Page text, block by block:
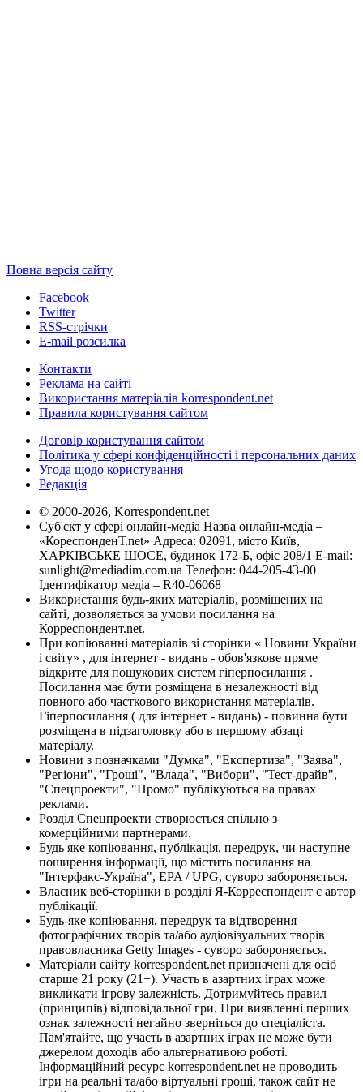
Повна версія сайту
Facebook
Twitter
RSS-стрічки
E-mail розсилка
Контакти
Реклама на сайті
Використання матеріалів korrespondent.net
Правила користування сайтом
Договір користування сайтом
Політика у сфері конфіденційності і персональних даних
Угода щодо користування
Редакція
© 2000-2026, Korrespondent.net
Суб'єкт у сфері онлайн-медіа Назва онлайн-медіа –
«КореспонденТ.net» Адреса: 02091, місто Київ,
ХАРКІВСЬКЕ ШОСЕ, будинок 172-Б, офіс 208/1 E-mail:
sunlight@mediadim.com.ua Телефон: 044-205-43-00
Ідентифікатор медіа – R40-06068
Використання будь-яких матеріалів, розміщених на
сайті, дозволяється за умови посилання на
Корреспондент.net.
При копіюванні матеріалів зі сторінки « Новини України
і світу» , для інтернет - видань - обов'язкове пряме
відкрите для пошукових систем гіперпосилання .
Посилання має бути розміщена в незалежності від
повного або часткового використання матеріалів.
Гіперпосилання ( для інтернет - видань) - повинна бути
розміщена в підзаголовку або в першому абзаці
матеріалу.
Новини з позначками "Думка", "Експертиза", "Заява",
"Регіони", "Гроші", "Влада", "Вибори", "Тест-драйв",
"Спецпроекти", "Промо" публікуються на правах
реклами.
Розділ Спецпроекти створюється спільно з
комерційними партнерами.
Будь яке копіювання, публікація, передрук, чи наступне
поширення інформації, що містить посилання на
"Інтерфакс-Україна", EPA / UPG, суворо забороняється.
Власник веб-сторінки в розділі Я-Корреспондент є автор
публікації.
Будь-яке копіювання, передрук та відтворення
фотографічних творів та/або аудіовізуальних творів
правовласника Getty Images - суворо забороняється.
Матеріали сайту korrespondent.net призначені для осіб
старше 21 року (21+). Участь в азартних іграх може
викликати ігрову залежність. Дотримуйтесь правил
(принципів) відповідальної гри. При виявленні перших
ознак залежності негайно зверніться до спеціаліста.
Пам'ятайте, що участь в азартних іграх не може бути
джерелом доходів або альтернативою роботі.
Інформаційний ресурс korrespondent.net не проводить
ігри на реальні та/або віртуальні гроші, також сайт не